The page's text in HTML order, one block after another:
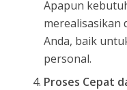
Apapun
merealisasikan
Anda, baik
personal.
Proses Cepat